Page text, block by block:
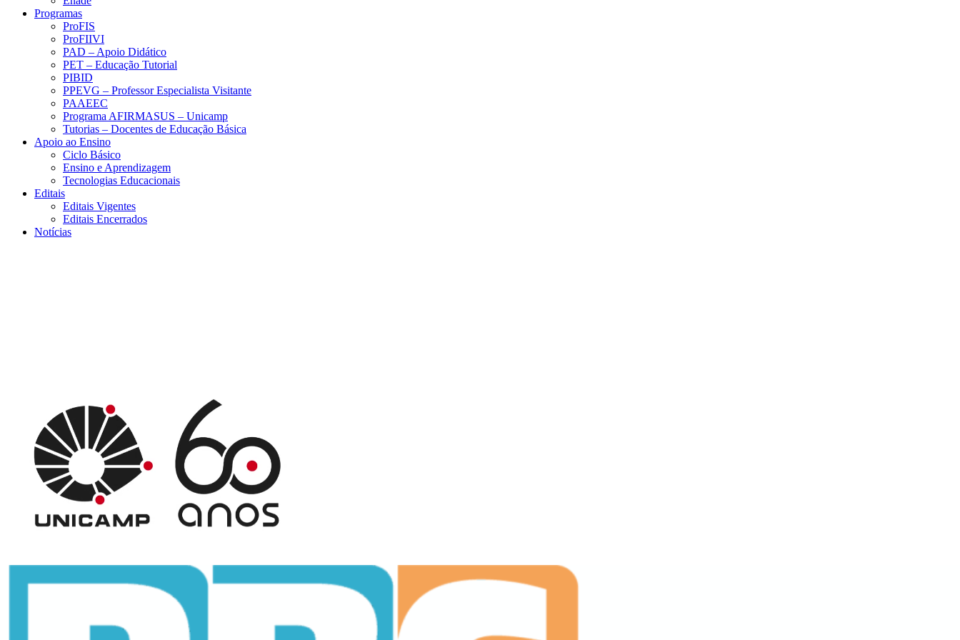
Programas
ProFIS
ProFIIVI
PAD – Apoio Didático
PET – Educação Tutorial
PIBID
PPEVG – Professor Especialista Visitante
PAAEEC
Programa AFIRMASUS – Unicamp
Tutorias – Docentes de Educação Básica
Apoio ao Ensino
Ciclo Básico
Ensino e Aprendizagem
Tecnologias Educacionais
Editais
Editais Vigentes
Editais Encerrados
Notícias